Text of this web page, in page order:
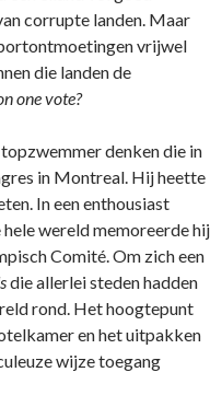
corrupte landen. Maar
vrijwel
die landen de
one vote?
denken die in
in Montreal. Hij heette
In een enthousiast
wereld memoreerde hij
Comité. Om zich een
die allerlei steden hadden
rond. Het hoogtepunt
en het uitpakken
wijze toegang